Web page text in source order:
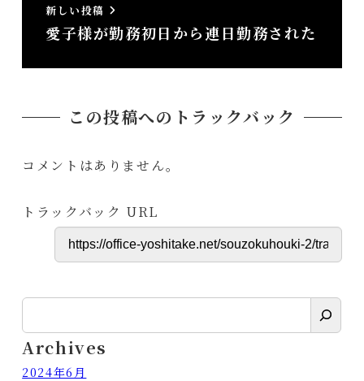
新しい投稿
愛子様が勤務初日から連日勤務された
この投稿へのトラックバック
コメントはありません。
トラックバック URL
検
索
Archives
2024年6月